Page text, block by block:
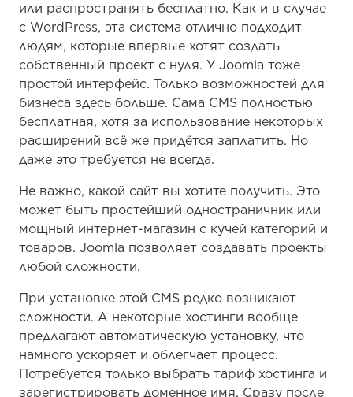
или распространять бесплатно. Как и в случае
с WordPress, эта система отлично подходит
людям, которые впервые хотят создать
собственный проект с нуля. У Joomla тоже
простой интерфейс. Только возможностей для
бизнеса здесь больше. Сама CMS полностью
бесплатная, хотя за использование некоторых
расширений всё же придётся заплатить. Но
даже это требуется не всегда.
Не важно, какой сайт вы хотите получить. Это
может быть простейший одностраничник или
мощный интернет-магазин с кучей категорий и
товаров. Joomla позволяет создавать проекты
любой сложности.
При установке этой CMS редко возникают
сложности. А некоторые хостинги вообще
предлагают автоматическую установку, что
намного ускоряет и облегчает процесс.
Потребуется только выбрать тариф хостинга и
зарегистрировать доменное имя. Сразу после